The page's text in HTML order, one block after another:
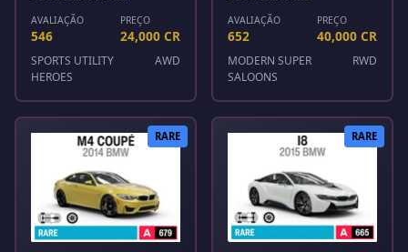
AVALIAÇÃO
546
PREÇO
24,000 CR
SPORTS UTILITY
HEROES
AWD
AVALIAÇÃO
652
PREÇO
40,000 CR
MODERN SUPER
SALOONS
RWD
RARE RARE